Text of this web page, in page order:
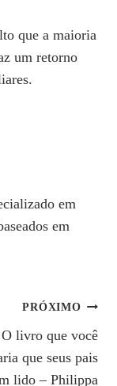
que a maioria
um retorno
em
em
PRÓXIMO
O livro que você
que seus pais
lido – Philippa